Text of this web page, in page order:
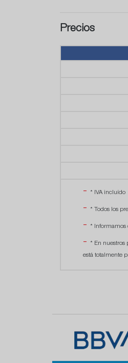
Precios
* IVA incluído
* Todos los
* Informamos
* En nuestros
está totalmente